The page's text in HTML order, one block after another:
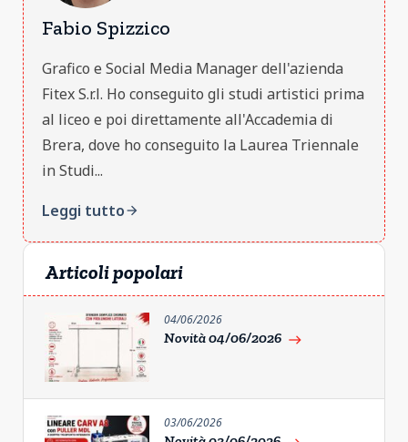
Fabio Spizzico
Grafico e Social Media Manager dell'azienda
Fitex S.r.l. Ho conseguito gli studi artistici prima
al liceo e poi direttamente all'Accademia di
Brera, dove ho conseguito la Laurea Triennale
in Studi...
Leggi tuttoarrow_forward
Articoli popolari
04/06/2026
Novità 04/06/2026 east
03/06/2026